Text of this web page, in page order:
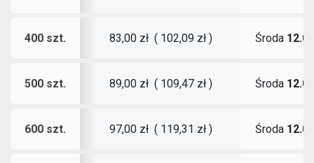
400 szt. 83,00 zł ( 102,09 zł ) Środa 12.08
500 szt. 89,00 zł ( 109,47 zł ) Środa 12.08
600 szt. 97,00 zł ( 119,31 zł ) Środa 12.08